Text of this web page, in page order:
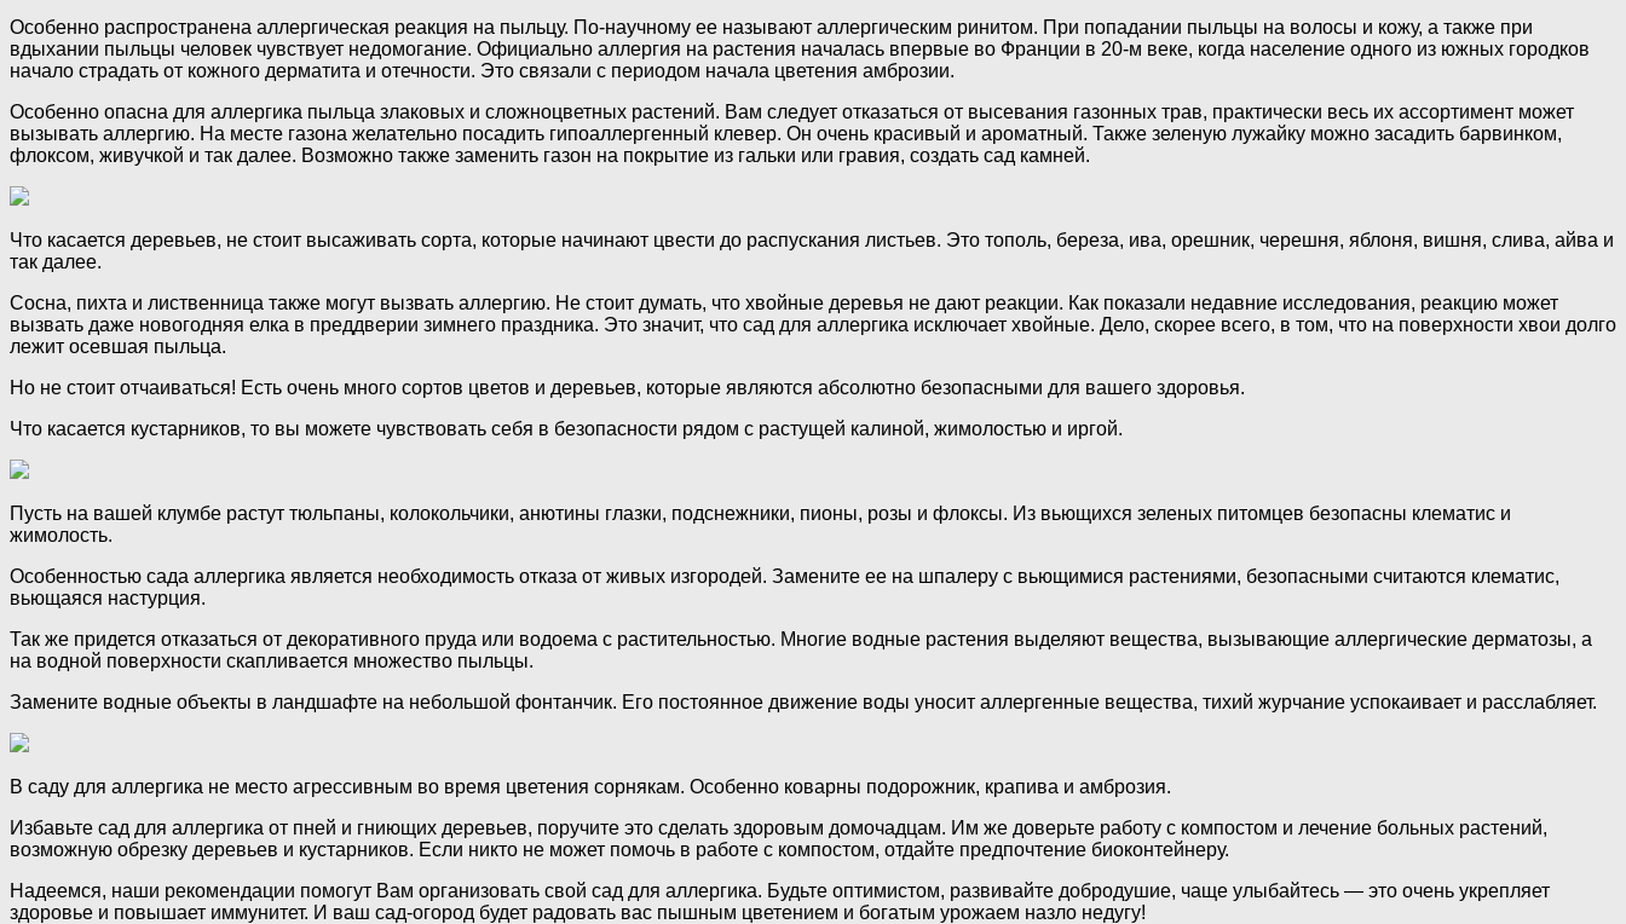
Особенно распространена аллергическая реакция на пыльцу. По-научному ее называют аллергическим ринитом. При попадании пыльцы на волосы и кожу, а также при
вдыхании пыльцы человек чувствует недомогание. Официально аллергия на растения началась впервые во Франции в 20-м веке, когда население одного из южных городков
начало страдать от кожного дерматита и отечности. Это связали с периодом начала цветения амброзии.
Особенно опасна для аллергика пыльца злаковых и сложноцветных растений. Вам следует отказаться от высевания газонных трав, практически весь их ассортимент может
вызывать аллергию. На месте газона желательно посадить гипоаллергенный клевер. Он очень красивый и ароматный. Также зеленую лужайку можно засадить барвинком,
флоксом, живучкой и так далее. Возможно также заменить газон на покрытие из гальки или гравия, создать сад камней.
Что касается деревьев, не стоит высаживать сорта, которые начинают цвести до распускания листьев. Это тополь, береза, ива, орешник, черешня, яблоня, вишня, слива, айва и
так далее.
Сосна, пихта и лиственница также могут вызвать аллергию. Не стоит думать, что хвойные деревья не дают реакции. Как показали недавние исследования, реакцию может
вызвать даже новогодняя елка в преддверии зимнего праздника. Это значит, что сад для аллергика исключает хвойные. Дело, скорее всего, в том, что на поверхности хвои долго
лежит осевшая пыльца.
Но не стоит отчаиваться! Есть очень много сортов цветов и деревьев, которые являются абсолютно безопасными для вашего здоровья.
Что касается кустарников, то вы можете чувствовать себя в безопасности рядом с растущей калиной, жимолостью и иргой.
Пусть на вашей клумбе растут тюльпаны, колокольчики, анютины глазки, подснежники, пионы, розы и флоксы. Из вьющихся зеленых питомцев безопасны клематис и
жимолость.
Особенностью сада аллергика является необходимость отказа от живых изгородей. Замените ее на шпалеру с вьющимися растениями, безопасными считаются клематис,
вьющаяся настурция.
Так же придется отказаться от декоративного пруда или водоема с растительностью. Многие водные растения выделяют вещества, вызывающие аллергические дерматозы, а
на водной поверхности скапливается множество пыльцы.
Замените водные объекты в ландшафте на небольшой фонтанчик. Его постоянное движение воды уносит аллергенные вещества, тихий журчание успокаивает и расслабляет.
В саду для аллергика не место агрессивным во время цветения сорнякам. Особенно коварны подорожник, крапива и амброзия.
Избавьте сад для аллергика от пней и гниющих деревьев, поручите это сделать здоровым домочадцам. Им же доверьте работу с компостом и лечение больных растений,
возможную обрезку деревьев и кустарников. Если никто не может помочь в работе с компостом, отдайте предпочтение биоконтейнеру.
Надеемся, наши рекомендации помогут Вам организовать свой сад для аллергика. Будьте оптимистом, развивайте добродушие, чаще улыбайтесь — это очень укрепляет
здоровье и повышает иммунитет. И ваш сад-огород будет радовать вас пышным цветением и богатым урожаем назло недугу!